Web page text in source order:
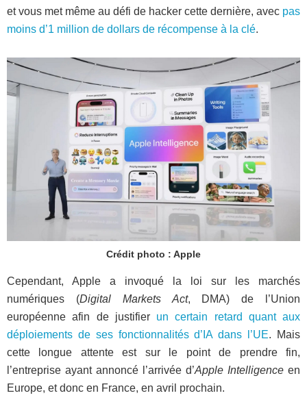
et vous met même au défi de hacker cette dernière, avec pas
moins d’1 million de dollars de récompense à la clé.
Crédit photo : Apple
Cependant, Apple a invoqué la loi sur les marchés
numériques (Digital Markets Act, DMA) de l’Union
européenne afin de justifier un certain retard quant aux
déploiements de ses fonctionnalités d’IA dans l’UE. Mais
cette longue attente est sur le point de prendre fin,
l’entreprise ayant annoncé l’arrivée d’Apple Intelligence en
Europe, et donc en France, en avril prochain.